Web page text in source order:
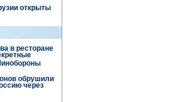
открыты
в ресторане
обрушили
через